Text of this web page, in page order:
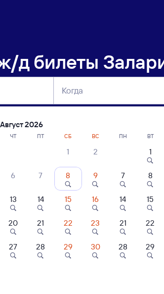
д билеты
Когда
Залари — Куеда
Нет рейсов по этому
Август 2026
ЧТ ПТ СБ ВС
1 2
6 7 8 9
13 14 15 16
20 21 22 23
27 28 29 30
ПН ВТ
1
7 8
14 15
21 22
28 29